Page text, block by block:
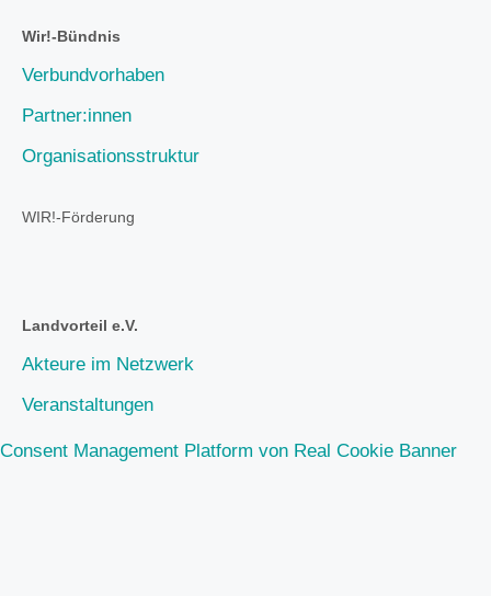
Wir!-Bündnis
Verbundvorhaben
Partner:innen
Organisationsstruktur
WIR!-Förderung
Landvorteil e.V.
Akteure im Netzwerk
Veranstaltungen
Consent Management Platform von Real Cookie Banner